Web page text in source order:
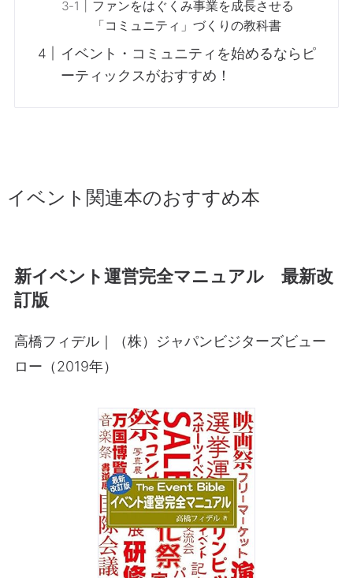
ファンをはぐくみ事業を成長させる
「コミュニティ」づくりの教科書
イベント・コミュニティを始めるならピ
ーティックスがおすすめ！
イベント関連本のおすすめ本
新イベント運営完全マニュアル 最新改
訂版
高橋フィデル｜（株）ジャパンビジターズビュー
ロー（2019年）